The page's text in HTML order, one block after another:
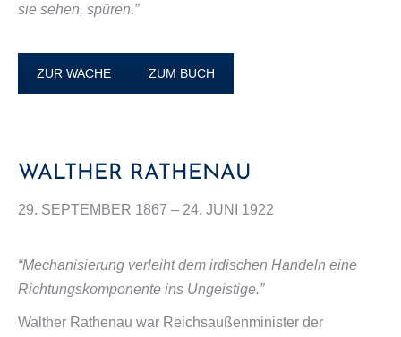
sie sehen, spüren.”
ZUR WACHE ZUM BUCH
WALTHER RATHENAU
29. SEPTEMBER 1867 – 24. JUNI 1922
“Mechanisierung verleiht dem irdischen Handeln eine
Richtungskomponente ins Ungeistige.”
Walther Rathenau war Reichsaußenminister der